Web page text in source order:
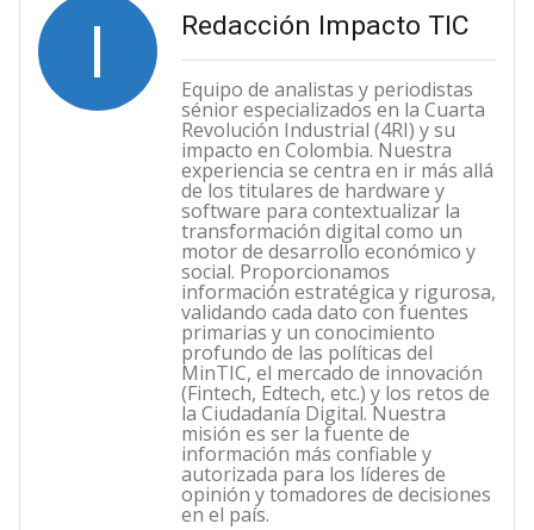
I Redacción Impacto TIC
Equipo de analistas y periodistas
sénior especializados en la Cuarta
Revolución Industrial (4RI) y su
impacto en Colombia. Nuestra
experiencia se centra en ir más allá
de los titulares de hardware y
software para contextualizar la
transformación digital como un
motor de desarrollo económico y
social. Proporcionamos
información estratégica y rigurosa,
validando cada dato con fuentes
primarias y un conocimiento
profundo de las políticas del
MinTIC, el mercado de innovación
(Fintech, Edtech, etc.) y los retos de
la Ciudadanía Digital. Nuestra
misión es ser la fuente de
información más confiable y
autorizada para los líderes de
opinión y tomadores de decisiones
en el país.